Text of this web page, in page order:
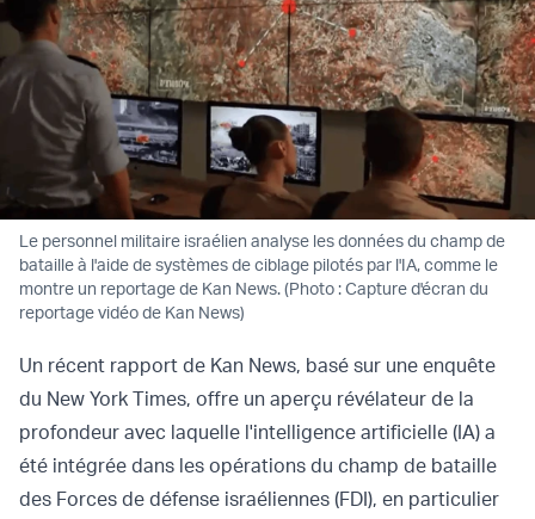
Le personnel militaire israélien analyse les données du champ de
bataille à l'aide de systèmes de ciblage pilotés par l'IA, comme le
montre un reportage de Kan News. (Photo : Capture d'écran du
reportage vidéo de Kan News)
Un récent rapport de Kan News, basé sur une enquête
du New York Times, offre un aperçu révélateur de la
profondeur avec laquelle l'intelligence artificielle (IA) a
été intégrée dans les opérations du champ de bataille
des Forces de défense israéliennes (FDI), en particulier